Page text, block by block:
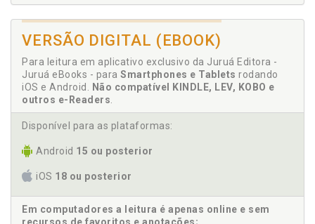
VERSÃO DIGITAL (EBOOK)
Para leitura em aplicativo exclusivo da Juruá Editora -
Juruá eBooks - para Smartphones e Tablets rodando
iOS e Android.
Não compatível KINDLE, LEV, KOBO e
outros e-Readers
Disponível para as plataformas:
Android 15 ou posterior
iOS 18 ou posterior
Em computadores a leitura é apenas online e sem